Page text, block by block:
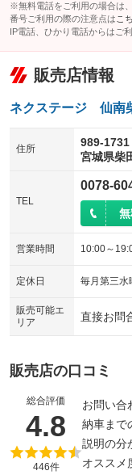
※無料電話をご利用の場合は
番号ご利用の際の注意点は こ
IP電話、ひかり電話からはご
販売店情報
ネクステージ 仙南
住所
989-1731
宮城県柴
TEL
0078-
営業時間 10:00～
定休日 毎月第三
販売可能エ
リア
直接お問
販売店の口コミ
総合評価
4.8 （5
446件
お問い合
納車まで
説明の分
オススメ